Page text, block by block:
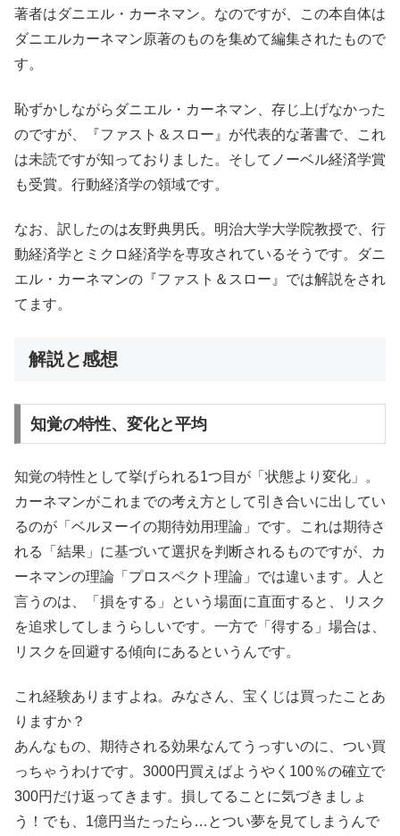
著者はダニエル・カーネマン。なのですが、この本自体は
ダニエルカーネマン原著のものを集めて編集されたもので
す。
恥ずかしながらダニエル・カーネマン、存じ上げなかった
のですが、『ファスト＆スロー』が代表的な著書で、これ
は未読ですが知っておりました。そしてノーベル経済学賞
も受賞。行動経済学の領域です。
なお、訳したのは友野典男氏。明治大学大学院教授で、行
動経済学とミクロ経済学を専攻されているそうです。ダニ
エル・カーネマンの『ファスト＆スロー』では解説をされ
てます。
解説と感想
知覚の特性、変化と平均
知覚の特性として挙げられる1つ目が「状態より変化」。
カーネマンがこれまでの考え方として引き合いに出してい
るのが「ベルヌーイの期待効用理論」です。これは期待さ
れる「結果」に基づいて選択を判断されるものですが、カ
ーネマンの理論「プロスペクト理論」では違います。人と
言うのは、「損をする」という場面に直面すると、リスク
を追求してしまうらしいです。一方で「得する」場合は、
リスクを回避する傾向にあるというんです。
これ経験ありますよね。みなさん、宝くじは買ったことあ
りますか？
あんなもの、期待される効果なんてうっすいのに、つい買
っちゃうわけです。3000円買えばようやく100％の確立で
300円だけ返ってきます。損してることに気づきましょ
う！でも、1億円当たったら…とつい夢を見てしまうんで